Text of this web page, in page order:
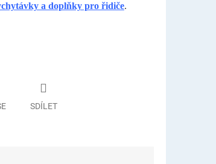
a doplňky pro řidiče.
SDÍLET